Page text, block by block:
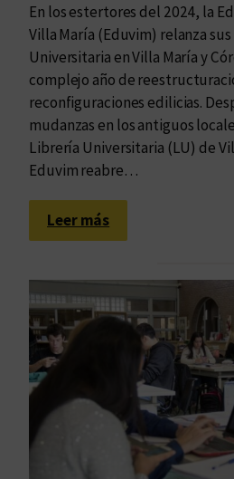
i
m
-
C
L
A
C
S
O
,
u
u
h
En los estertores del 2024, la
Villa María (Eduvim) relanza
Universitaria en Villa María y
complejo año de
reconfiguraciones edilicias.
mudanzas en los antiguos
Librería Universitaria (LU) de
Eduvim reabre…
Leer más:
E
v